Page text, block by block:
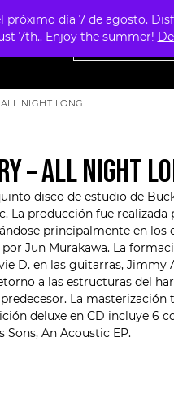
día 7 de agosto.
7th.. Enjoy the summer!
SKULLS
NIGHT LONG
– ALL NIGHT
disco de estudio de
La producción fue
principalmente en los
Jun Murakawa. La
D. en las guitarras, Jimmy
a las estructuras del
La
deluxe en CD incluye 6
Sons, An Acoustic EP.